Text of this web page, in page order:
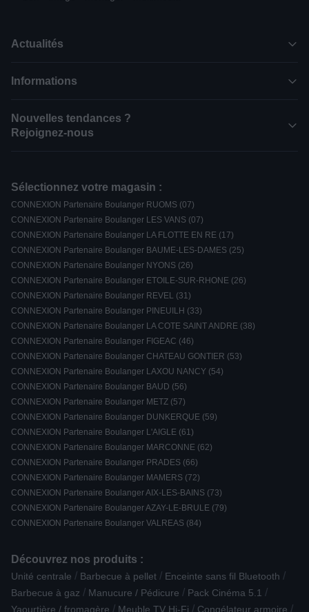
Actualités
Informations
Nouvelles tendances ?
Rejoignez-nous
Sélectionnez votre magasin :
CONNEXION Partenaire Boulanger RUOMS (07)
CONNEXION Partenaire Boulanger LES VANS (07)
CONNEXION Partenaire Boulanger LA FLOTTE EN RE (17)
CONNEXION Partenaire Boulanger BAUME-LES-DAMES (25)
CONNEXION Partenaire Boulanger NYONS (26)
CONNEXION Partenaire Boulanger ETOILE-SUR-RHONE (26)
CONNEXION Partenaire Boulanger REVEL (31)
CONNEXION Partenaire Boulanger PINEUILH (33)
CONNEXION Partenaire Boulanger LA COTE SAINT ANDRE (38)
CONNEXION Partenaire Boulanger FIGEAC (46)
CONNEXION Partenaire Boulanger CHATEAU GONTIER (53)
CONNEXION Partenaire Boulanger LAXOU NANCY (54)
CONNEXION Partenaire Boulanger BAUD (56)
CONNEXION Partenaire Boulanger METZ (57)
CONNEXION Partenaire Boulanger DUNKERQUE (59)
CONNEXION Partenaire Boulanger L'AIGLE (61)
CONNEXION Partenaire Boulanger MARCONNE (62)
CONNEXION Partenaire Boulanger PRADES (66)
CONNEXION Partenaire Boulanger MAMERS (72)
CONNEXION Partenaire Boulanger AIX-LES-BAINS (73)
CONNEXION Partenaire Boulanger AZAY-LE-BRULE (79)
CONNEXION Partenaire Boulanger VALREAS (84)
Découvrez nos produits :
Unité centrale / Barbecue à pellet / Enceinte sans fil Bluetooth /
Barbecue à gaz / Manucure / Pédicure / Pack Cinéma 5.1 /
Yaourtière / fromagère / Meuble TV Hi-Fi / Congélateur armoire /